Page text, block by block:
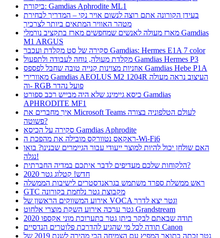
ביקורת: Gamdias Aphrodite ML1
בעידן הקורונה אתם רוצה לנשום אויר נקי – המדריך לבחירת
מטהר האוויר המתאים ביותר לצרכיך
מארז מעולה לאנשים שמחפשים מארז בתקציב נורמלי Gamdias
M1 ARGUS
סקירה של סט מקלדת ועכבר Gamdias: Hermes E1A 7 color
מקלדת מעולה, נוחה לעבודה ולתפעול Gamdias Hermes P3
אוזניות מצוינות קנייה טובה שחבל לפספס Gamdias Hebe P1A
מאוורירי Gamdias AEOLUS M2 1204R העיצוב נראה מעולה
וה- RGB פועל נהדר
כיסא גיימינג שלא היה מבייש רכב ספורט Gamdias
APHRODITE MF1
איך מחברים את Microsoft Teams לעולם הטלפוניה בצורה
פשוטה?
סקירה על הכיסא Gamdias Aphrodite
ראקאס נטוורקס מובילה את מהפכת ה-Wi-Fi6
האם שולחן יכול להיות למוצר ייעודי עבור הגיימרים שבנינו? בואו
נגלה!
הלקוחות שלכם מעדיפים לדבר איתכם במדיה החברתית?
חדש! קטלוג גטר 2020
ראש ממשלת ספרד משתמש בגראנדסטרים לישיבות הממשלה
GTC מקבוצת גטר נלחמת בקורונה
אירוע המשווקים הראשון של VOCA וגטר יצא לדרך
גטר ערכה אירוע השקת מוצרי אלחוט Grandstream
תודה שבאתם לבקר ביתן גטר בתערוכת מוני אקספו 2020
תודה לכל מי שהגיע להדרכת פלוטרים הנדסיים Canon
גטר זכתה בתואר המפיץ עם הצמיחה הכי מהירה לשנת 2019 של